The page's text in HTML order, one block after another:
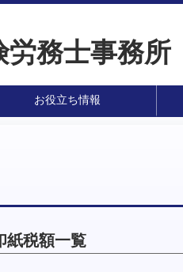
労務士事務所
お役立ち情報
紙税額一覧